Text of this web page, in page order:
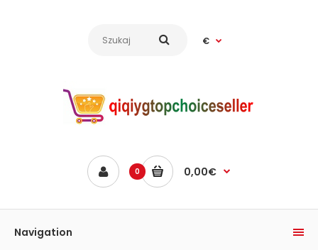
€
0 0,00€
Navigation